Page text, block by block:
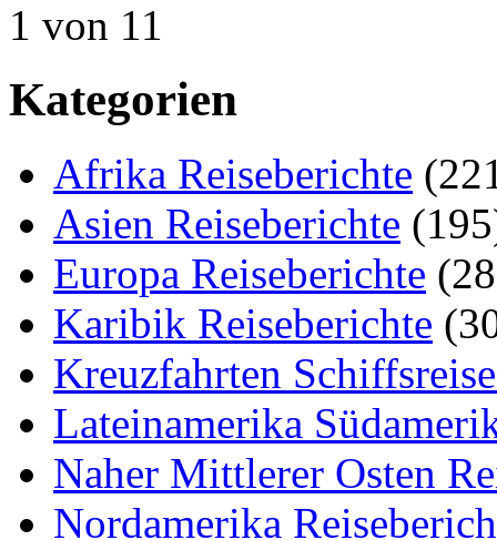
1 von 11
Kategorien
Afrika Reiseberichte
Asien Reiseberichte
Europa Reiseberichte
Karibik Reiseberichte
Kreuzfahrten
Lateinamerika
Naher Mittlerer Osten
Nordamerika